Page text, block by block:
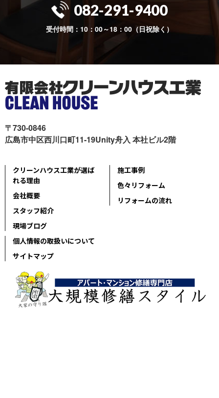
082-291-9400
受付時間：10：00～18：00（日祝除く）
〒730-0846
広島市中区西川口町11-19Unity舟入 本社ビル2階
クリーンハウス工業が選ば
れる理由
会社概要
スタッフ紹介
現場ブログ
施工事例
色々リフォーム
リフォームの流れ
個人情報の取扱いについて
サイトマップ